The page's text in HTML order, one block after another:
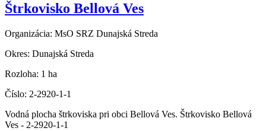
Štrkovisko Bellová Ves
Organizácia: MsO SRZ Dunajská Streda
Okres: Dunajská Streda
Rozloha: 1 ha
Číslo: 2-2920-1-1
Vodná plocha štrkoviska pri obci Bellová Ves. Štrkovisko Bellová
Ves - 2-2920-1-1